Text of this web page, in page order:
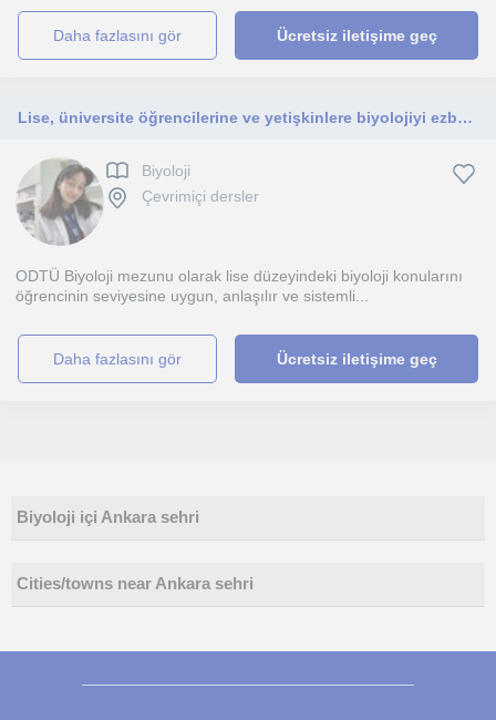
daha fazlasını gör Ücretsiz iletişime geç
Lise, üniversite öğrencilerine ve yetişkinlere biyolojiyi ezberletmeden, mantığını kavratarak öğreten ODTÜ Biyoloji mezunundan online özel dersler
Biyoloji
Çevrimiçi dersler
ODTÜ Biyoloji mezunu olarak lise düzeyindeki biyoloji konularını
öğrencinin seviyesine uygun, anlaşılır ve sistemli...
daha fazlasını gör Ücretsiz iletişime geç
Biyoloji içi Ankara sehri
Cities/towns near Ankara sehri